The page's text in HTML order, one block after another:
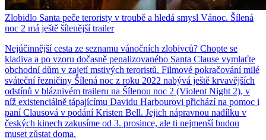
Zlobidlo Santa peče teroristy v troubě a hledá smysl Vánoc. Šílená
noc 2 má ještě šílenější trailer
Nejúčinnější cesta ze seznamu vánočních zlobivců? Chopte se
kladiva a po vzoru dočasně penalizovaného Santa Clause vymlaťte
obchodní dům v zajetí mstivých teroristů. Filmové pokračování milé
sváteční řezničiny Šílená noc z roku 2022 nabývá ještě krvavějších
odstínů v bláznivém traileru na Šílenou noc 2 (Violent Night 2), v
níž existenciálně tápajícímu Davidu Harbourovi přichází na pomoc i
paní Clausová v podání Kristen Bell. Jejich nápravnou nadílku v
českých kinech zakusíme od 3. prosince, ale ti nejmenší budou
muset zůstat doma.